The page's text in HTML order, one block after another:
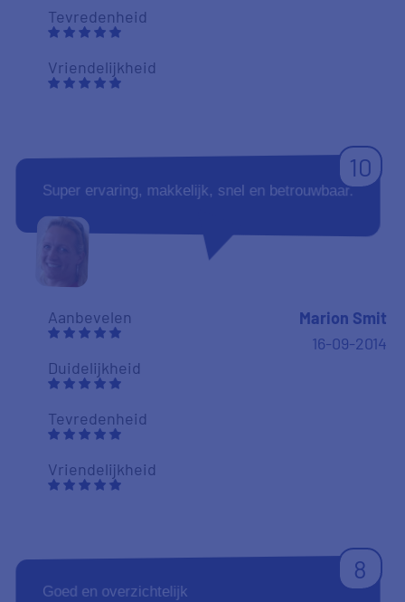
Tevredenheid
Vriendelijkheid
10
Super ervaring, makkelijk, snel en betrouwbaar.
Aanbevelen
Duidelijkheid
Tevredenheid
Vriendelijkheid
Marion Smit
16-09-2014
8
Goed en overzichtelijk